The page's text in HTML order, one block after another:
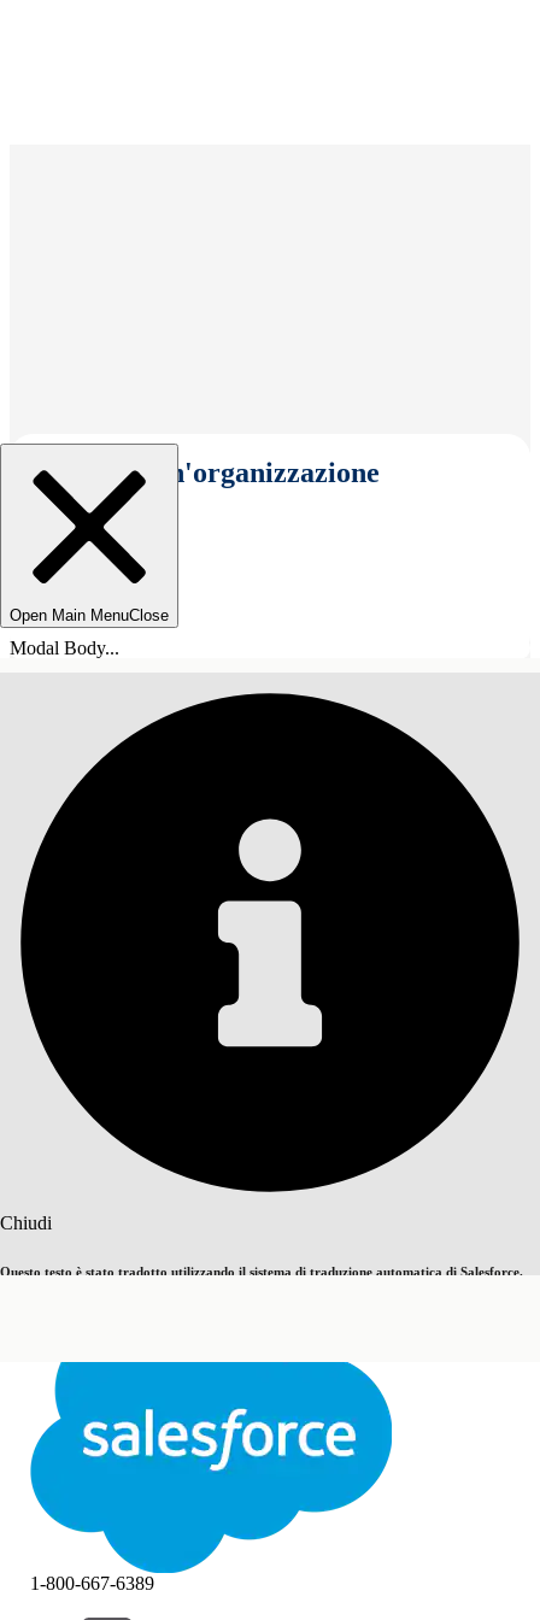
Seleziona un'organizzazione
Open Main MenuClose
Modal Body...
Chiudi
Questo testo è stato tradotto utilizzando il sistema di traduzione automatica di Salesforce.
Chiudi Chiudi
SOMMARIO
1-800-667-6389